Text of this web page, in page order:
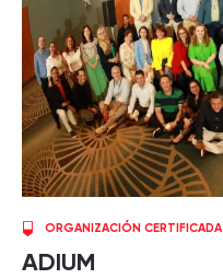
ORGANIZACIÓN CERTIFICADA
ADIUM